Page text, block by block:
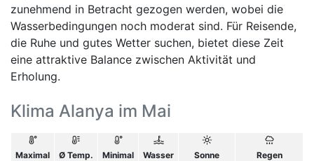
zunehmend in Betracht gezogen werden, wobei die
Wasserbedingungen noch moderat sind. Für Reisende,
die Ruhe und gutes Wetter suchen, bietet diese Zeit
eine attraktive Balance zwischen Aktivität und
Erholung.
Klima Alanya im Mai
Maximal Ø Temp. Minimal Wasser Sonne Regen